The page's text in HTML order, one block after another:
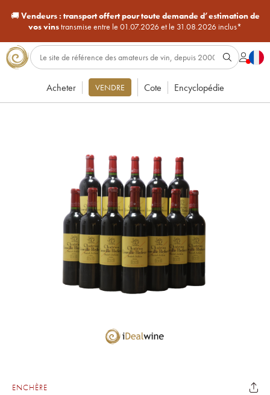
🚚Vendeurs : transport offert pour toute demande d’estimation de
vos vinstransmise entre le 01.07.2026 et le 31.08.2026 inclus*
Acheter VENDRE Cote Encyclopédie
ENCHÈRE